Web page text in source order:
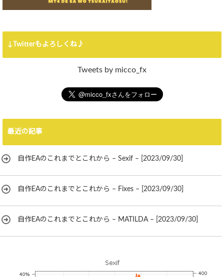
↓Twitterもよろしくね♪
Tweets by micco_fx
最近の記事
自作EAのこれまでとこれから – Sexif – [2023/09/30]
自作EAのこれまでとこれから – Fixes – [2023/09/30]
自作EAのこれまでとこれから – MATILDA – [2023/09/30]